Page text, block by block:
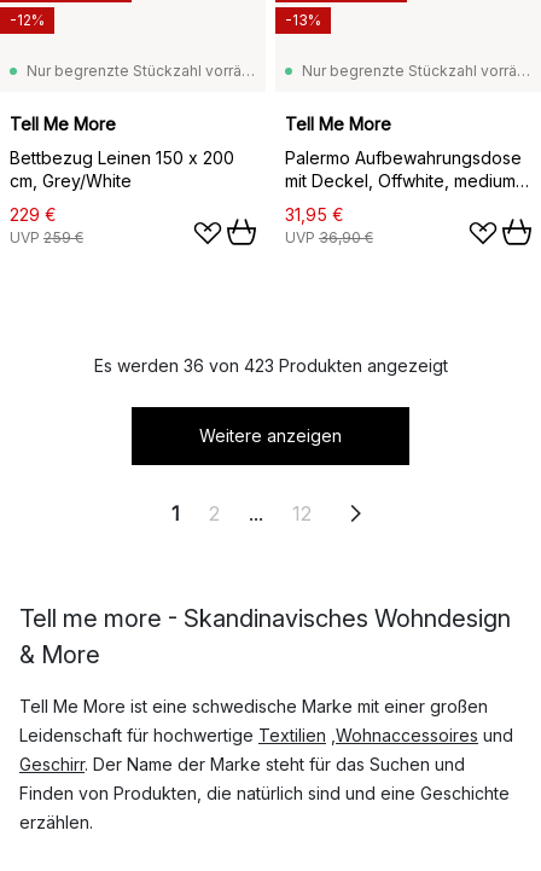
Nur begrenzte Stückzahl vorrätig
Tell Me More
Bettbezug Leinen 150 x 200
cm, Grey/White
229 €
UVP 259 €
-12%
Nur begrenzte Stückzahl vorrätig
Tell Me More
Palermo Aufbewahrungsdose
mit Deckel, Offwhite, medium
1,1 L
31,95 €
UVP 36,90 €
-13%
Es werden 36 von 423 Produkten angezeigt
Weitere anzeigen
1 2 ... 12
Tell me more - Skandinavisches Wohndesign
& More
Tell Me More ist eine schwedische Marke mit einer großen
Leidenschaft für hochwertige Textilien Wohnaccessoires und
Geschirr. Der Name der Marke steht für das Suchen und
Finden von Produkten, die natürlich sind und eine Geschichte
erzählen.